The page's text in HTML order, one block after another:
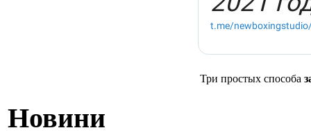
Три простых способа
Новини